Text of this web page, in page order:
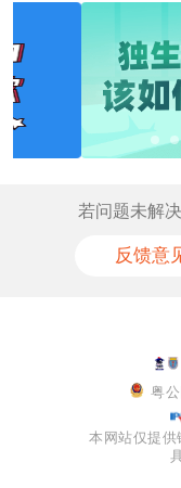
若问题未解
反馈意
粤
本网站仅提供